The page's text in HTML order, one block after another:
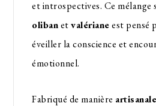
et introspectives. Ce
olibanetvalérianeest pensé
éveiller la conscience et
émotionnel.
Fabriqué de manière